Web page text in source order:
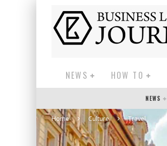
NEWS HOW TO
NEWS
Home Culture Travel